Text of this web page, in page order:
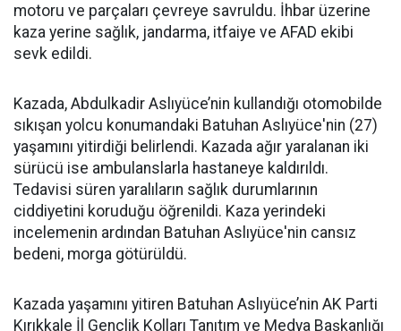
motoru ve parçaları çevreye savruldu. İhbar üzerine
kaza yerine sağlık, jandarma, itfaiye ve AFAD ekibi
sevk edildi.
Kazada, Abdulkadir Aslıyüce’nin kullandığı otomobilde
sıkışan yolcu konumandaki Batuhan Aslıyüce'nin (27)
yaşamını yitirdiği belirlendi. Kazada ağır yaralanan iki
sürücü ise ambulanslarla hastaneye kaldırıldı.
Tedavisi süren yaralıların sağlık durumlarının
ciddiyetini koruduğu öğrenildi. Kaza yerindeki
incelemenin ardından Batuhan Aslıyüce'nin cansız
bedeni, morga götürüldü.
Kazada yaşamını yitiren Batuhan Aslıyüce’nin AK Parti
Kırıkkale İl Gençlik Kolları Tanıtım ve Medya Başkanlığı